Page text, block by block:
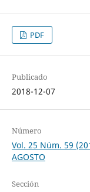
PDF
Publicado
2018-12-07
Número
Vol. 25 Núm. 59
AGOSTO
Sección